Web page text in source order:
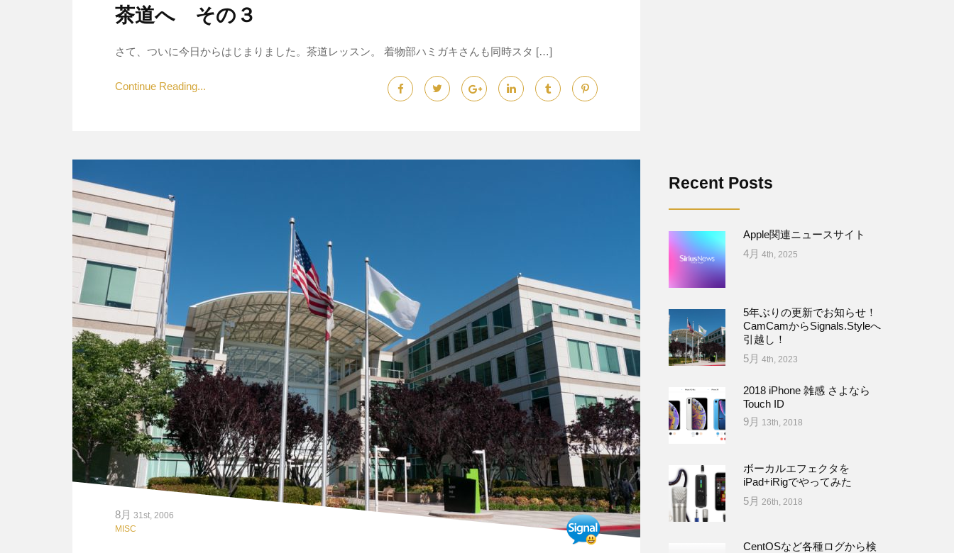
茶道へ その３
さて、ついに今日からはじまりました。茶道レッスン。 着物部ハミガキさんも同時スタ […]
Continue Reading...
8月 31st, 2006
MISC
Recent Posts
Apple関連ニュースサイト
4月 4th, 2025
5年ぶりの更新でお知らせ！
CamCamからSignals.Styleへ
引越し！
5月 4th, 2023
2018 iPhone 雑感 さよなら
Touch ID
9月 13th, 2018
ボーカルエフェクタを
iPad+iRigでやってみた
5月 26th, 2018
CentOSなど各種ログから検